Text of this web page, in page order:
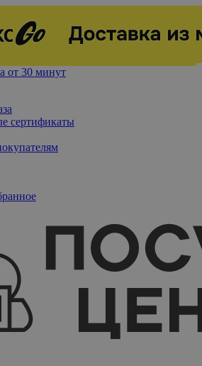
от 30 минут
сертификаты